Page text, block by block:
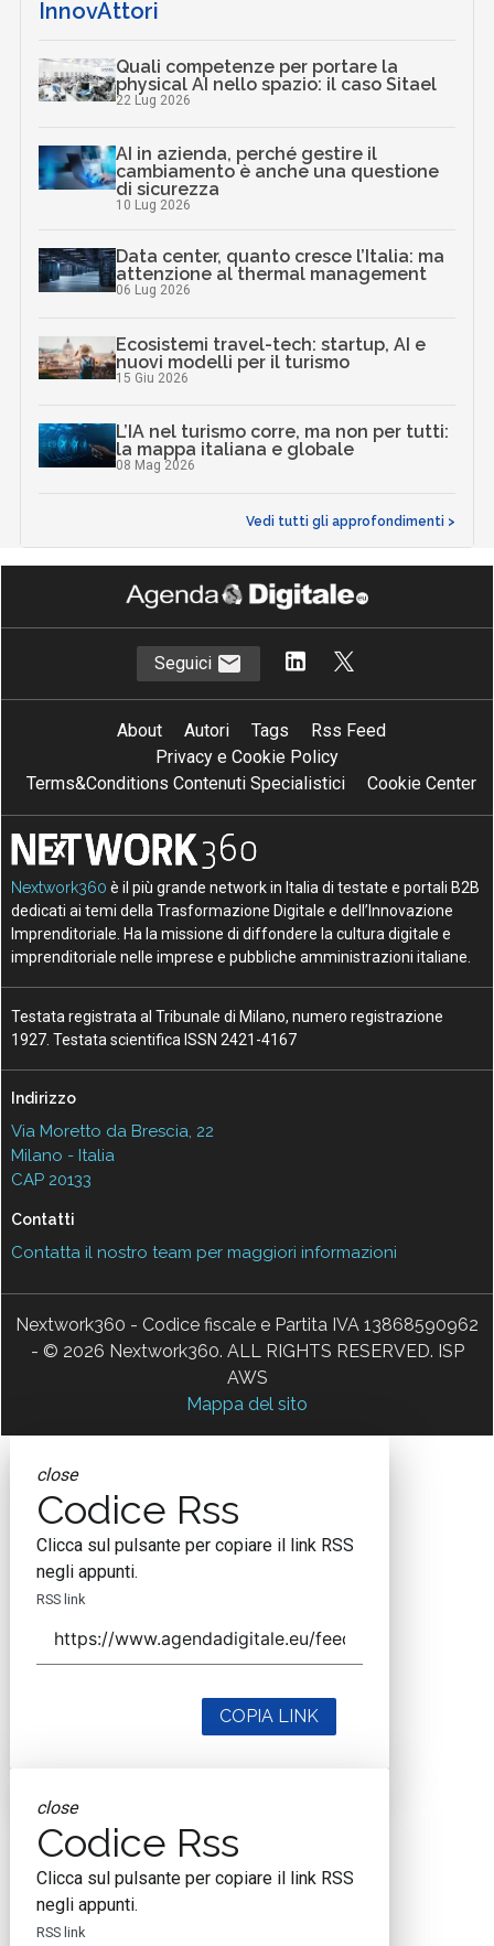
InnovAttori
Quali competenze per portare la
physical AI nello spazio: il caso Sitael
22 Lug 2026
AI in azienda, perché gestire il
cambiamento è anche una questione
di sicurezza
10 Lug 2026
Data center, quanto cresce l’Italia: ma
attenzione al thermal management
06 Lug 2026
Ecosistemi travel-tech: startup, AI e
nuovi modelli per il turismo
15 Giu 2026
L’IA nel turismo corre, ma non per tutti:
la mappa italiana e globale
08 Mag 2026
Vedi tutti gli approfondimenti >
Seguici
About Autori Tags
Rss Feed
Privacy e Cookie Policy
Terms&Conditions Contenuti Specialistici
Cookie Center
Nextwork360 è il più grande network in Italia di testate e portali B2B
dedicati ai temi della Trasformazione Digitale e dell’Innovazione
Imprenditoriale. Ha la missione di diffondere la cultura digitale e
imprenditoriale nelle imprese e pubbliche amministrazioni italiane.
Testata registrata al Tribunale di Milano, numero registrazione
1927. Testata scientifica ISSN 2421-4167
Indirizzo
Via Moretto da Brescia, 22
Milano - Italia
CAP 20133
Contatti
Contatta il nostro team per maggiori informazioni
Nextwork360 - Codice fiscale e Partita IVA 13868590962
- © 2026 Nextwork360. ALL RIGHTS RESERVED. ISP
AWS
Mappa del sito
close
Codice Rss
Clicca sul pulsante per copiare il link RSS
negli appunti.
RSS link
COPIA LINK
close
Codice Rss
Clicca sul pulsante per copiare il link RSS
negli appunti.
RSS link